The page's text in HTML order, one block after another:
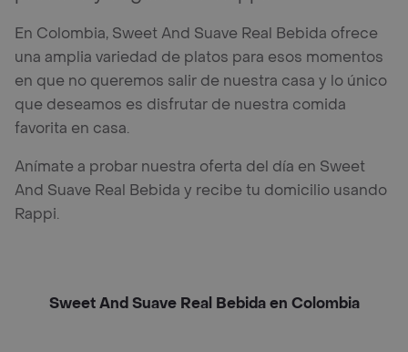
En Colombia, Sweet And Suave Real Bebida ofrece
una amplia variedad de platos para esos momentos
en que no queremos salir de nuestra casa y lo único
que deseamos es disfrutar de nuestra comida
favorita en casa.
Anímate a probar nuestra oferta del día en Sweet
And Suave Real Bebida y recibe tu domicilio usando
Rappi.
Sweet And Suave Real Bebida en Colombia